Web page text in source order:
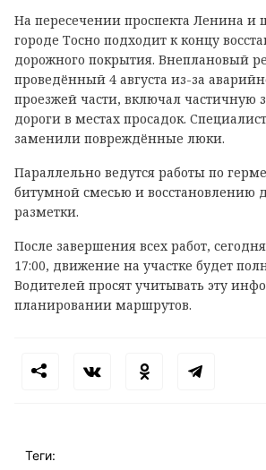
На пересечении проспекта Ленина и
городе Тосно подходит к концу
дорожного покрытия. Внеплановый
проведённый 4 августа из-за
проезжей части, включал частичную
дороги в местах просадок.
заменили повреждённые люки.
Параллельно ведутся работы по
битумной смесью и восстановлению
разметки.
После завершения всех работ,
17:00, движение на участке будет
Водителей просят учитывать эту
планировании маршрутов.
Теги: